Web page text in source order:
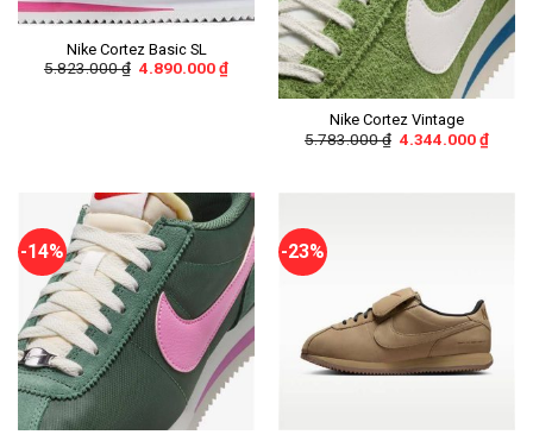
Nike Cortez Basic SL
5.823.000₫ 4.890.000₫
Nike Cortez Vintage
5.783.000₫ 4.344.000₫
-14% -23%